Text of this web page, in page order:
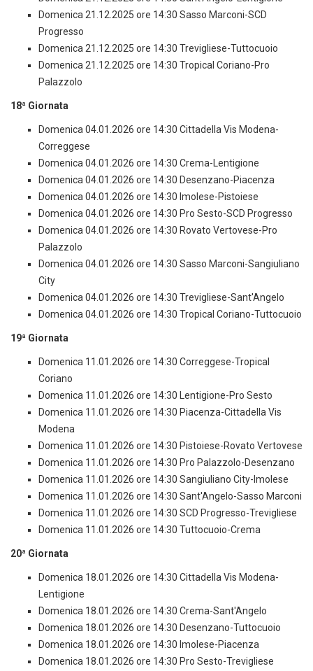
Domenica 21.12.2025 ore 14:30 Sasso Marconi-SCD
Progresso
Domenica 21.12.2025 ore 14:30 Trevigliese-Tuttocuoio
Domenica 21.12.2025 ore 14:30 Tropical Coriano-Pro
Palazzolo
18ª Giornata
Domenica 04.01.2026 ore 14:30 Cittadella Vis Modena-
Correggese
Domenica 04.01.2026 ore 14:30 Crema-Lentigione
Domenica 04.01.2026 ore 14:30 Desenzano-Piacenza
Domenica 04.01.2026 ore 14:30 Imolese-Pistoiese
Domenica 04.01.2026 ore 14:30 Pro Sesto-SCD Progresso
Domenica 04.01.2026 ore 14:30 Rovato Vertovese-Pro
Palazzolo
Domenica 04.01.2026 ore 14:30 Sasso Marconi-Sangiuliano
City
Domenica 04.01.2026 ore 14:30 Trevigliese-Sant'Angelo
Domenica 04.01.2026 ore 14:30 Tropical Coriano-Tuttocuoio
19ª Giornata
Domenica 11.01.2026 ore 14:30 Correggese-Tropical
Coriano
Domenica 11.01.2026 ore 14:30 Lentigione-Pro Sesto
Domenica 11.01.2026 ore 14:30 Piacenza-Cittadella Vis
Modena
Domenica 11.01.2026 ore 14:30 Pistoiese-Rovato Vertovese
Domenica 11.01.2026 ore 14:30 Pro Palazzolo-Desenzano
Domenica 11.01.2026 ore 14:30 Sangiuliano City-Imolese
Domenica 11.01.2026 ore 14:30 Sant'Angelo-Sasso Marconi
Domenica 11.01.2026 ore 14:30 SCD Progresso-Trevigliese
Domenica 11.01.2026 ore 14:30 Tuttocuoio-Crema
20ª Giornata
Domenica 18.01.2026 ore 14:30 Cittadella Vis Modena-
Lentigione
Domenica 18.01.2026 ore 14:30 Crema-Sant'Angelo
Domenica 18.01.2026 ore 14:30 Desenzano-Tuttocuoio
Domenica 18.01.2026 ore 14:30 Imolese-Piacenza
Domenica 18.01.2026 ore 14:30 Pro Sesto-Trevigliese